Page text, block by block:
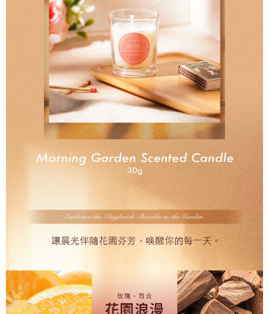
NT$220/order | Free shipping on orders of NT$2,000 or more
宅配貨到付款
NT$110/order | Free shipping on orders of NT$1,000 or more